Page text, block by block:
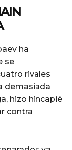
ha
se
rivales
demasiada
hizo hincapié
contra